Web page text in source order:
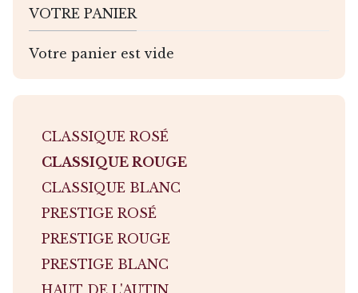
VOTRE PANIER
Votre panier est vide
CLASSIQUE ROSÉ
CLASSIQUE ROUGE
CLASSIQUE BLANC
PRESTIGE ROSÉ
PRESTIGE ROUGE
PRESTIGE BLANC
HAUT DE L'AUTIN